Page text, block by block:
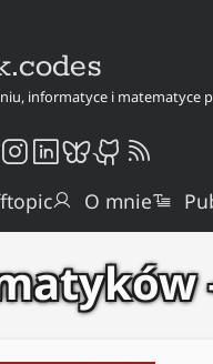
informatyce i matematyce
O mnie